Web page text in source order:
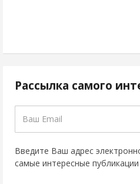
Рассылка самого
Введите Ваш адрес
самые интересные публикации